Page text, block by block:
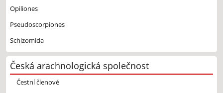
Opiliones
Pseudoscorpiones
Schizomida
Česká arachnologická společnost
Čestní členové